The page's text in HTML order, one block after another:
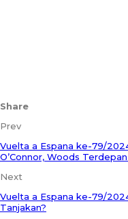
Share
Prev
Vuelta a Espana ke-79/
O’Connor, Woods
Next
Vuelta a Espana ke-79/
Tanjakan?